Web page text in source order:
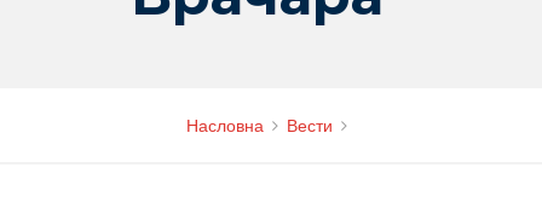
Насловна Вести